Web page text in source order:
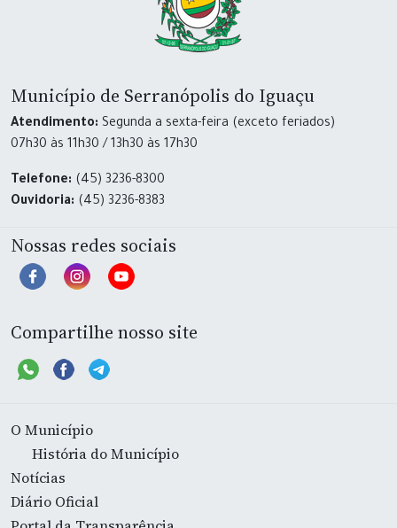
Município de Serranópolis do Iguaçu
Atendimento: Segunda a sexta-feira (exceto feriados)
07h30 às 11h30 / 13h30 às 17h30
Telefone: (45) 3236-8300
Ouvidoria: (45) 3236-8383
Nossas redes sociais
Compartilhe nosso site
O Município
História do Município
Notícias
Diário Oficial